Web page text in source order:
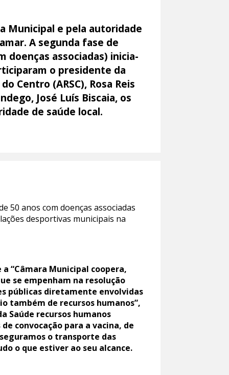
Municipal e pela autoridade
A segunda fase de
doenças associadas) inicia-
o presidente da
Centro (ARSC), Rosa Reis
José Luís Biscaia, os
de saúde local.
50 anos com doenças associadas
desportivas municipais na
“Câmara Municipal coopera,
se empenham na resolução
públicas diretamente envolvidas
também de recursos humanos”,
Saúde recursos humanos
convocação para a vacina, de
o transporte das
o que estiver ao seu alcance.